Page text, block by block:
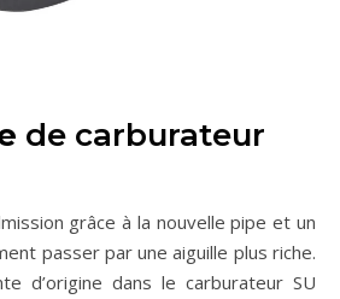
de carburateur
grâce à la nouvelle pipe et un
passer par une aiguille plus riche.
d’origine dans le carburateur SU